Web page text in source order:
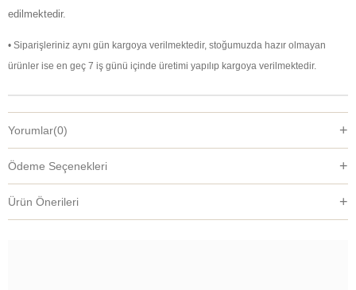
edilmektedir.
• Siparişleriniz aynı gün kargoya verilmektedir, stoğumuzda hazır olmayan
ürünler ise en geç 7 iş günü içinde üretimi yapılıp kargoya verilmektedir.
Yorumlar(0)
Ödeme Seçenekleri
Ürün Önerileri